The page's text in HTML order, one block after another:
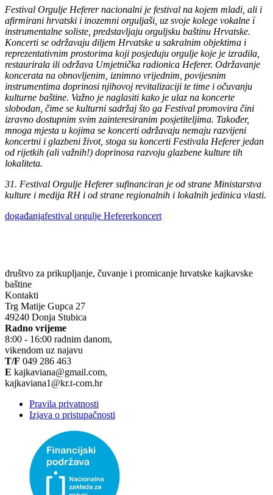
Festival Orgulje Heferer nacionalni je festival na kojem mladi, ali i
afirmirani hrvatski i inozemni orguljaši, uz svoje kolege vokalne ï
instrumentalne soliste, predstavljaju orguljsku baštinu Hrvatske.
Koncerti se održavaju diljem Hrvatske u sakralnim objektima i
reprezentativnim prostorima koji posjeduju orgulje koje je izradila,
restaurirala ili održava Umjetnička radionica Heferer. Održavanje
koncerata na obnovljenim, iznimno vrijednim, povijesnim
instrumentima doprinosi njihovoj revitalizaciji te time i očuvanju
kulturne baštine. Važno je naglasiti kako je ulaz na koncerte
slobodan, čime se kulturni sadržaj što ga Festival promovira čini
izravno dostupnim svim zainteresiranim posjetiteljima. Također,
mnoga mjesta u kojima se koncerti održavaju nemaju razvijeni
koncertni i glazbeni život, stoga su koncerti Festivala Heferer jedan
od rijetkih (ali važnih!) doprinosa razvoju glazbene kulture tih
lokaliteta.
31. Festival Orgulje Heferer sufinanciran je od strane Ministarstva
kulture i medija RH i od strane regionalnih i lokalnih jedinica vlasti.
Tags:
događanjafestival orgulje Hefererkoncert
društvo za prikupljanje, čuvanje i promicanje hrvatske kajkavske
baštine
Kontakti
Trg Matije Gupca 27
49240 Donja Stubica
Radno vrijeme
8:00 - 16:00 radnim danom,
vikendom uz najavu
T/F 049 286 463
E kajkaviana@gmail.com,
kajkaviana1@kr.t-com.hr
Pravila privatnosti
Izjava o pristupačnosti